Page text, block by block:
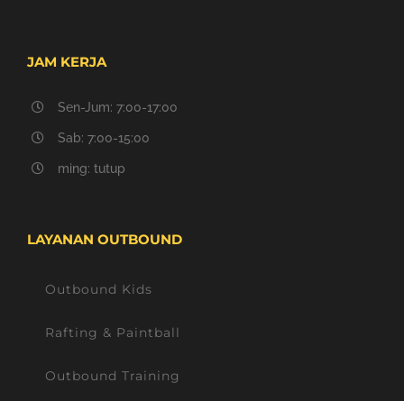
JAM KERJA
Sen-Jum: 7:00-17:00
Sab: 7:00-15:00
ming: tutup
LAYANAN OUTBOUND
Outbound Kids
Rafting & Paintball
Outbound Training